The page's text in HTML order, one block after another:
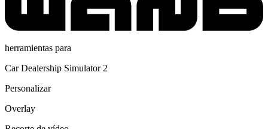
herramientas para
Car Dealership Simulator 2
Personalizar
Overlay